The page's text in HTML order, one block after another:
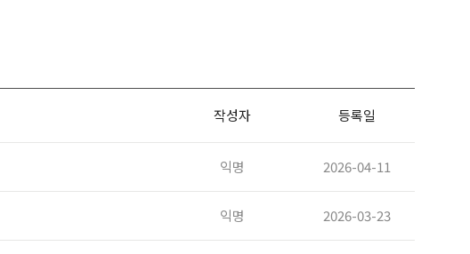
작성자 등록일
익명 2026-04-11
익명 2026-03-23